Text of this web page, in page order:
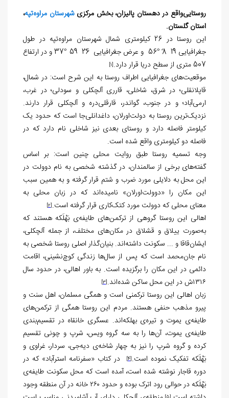
روستایی‌واقع در دهستان‌ پالیزان، بخش‌ مرکزیشهرستان مراوه‌تپه،
استان گلستان.
این روستا در 26 کیلومتری شمال شهرستان مراوه‌تپه در طول
جغرافیایی 19ً 8ً °56 و عرض جغرافیایی 26ً 59َ °37 و در ارتفاع
507 متری از سطح دریا قرار دارد.
[1]
موقعیت‌های جغرافیایی اطراف روستا به این شرح است: در شمال،
قاپلانقلی؛ در شرق، شاخلی، قارری آلچکلی و سودلی؛ در غرب،
ارمی‌آباد؛ و در جنوب، گواندر، قارقلی‌دره و آلچکلی قرار دارند.
نزدیک‌ترین روستا به دولت‌اورلان، داغدانلی‌جا است که حدود یک
کیلومتر فاصله دارد و روستای بعدی نیز شاخلی نام دارد که در
فاصله دو کیلومتری واقع شده است.
وجه تسمیه روستا طبق روایت محلی چنین است: بر اساس
گفته‌های برخی از سالمندان، در گذشته شخصی به نام دوولت در
این محل به دلایلی مورد ضرب و شتم قرار گرفته و به همین سبب
این مکان را «دوولت‌اورلان» نامیده‌اند که در زبان محلی به
معنای محلی که دوولت مورد کتک‌کاری قرار گرفته است.[2]
اهالی این روستا گروهی از ترکمن‌های طایفه‌ی بَهْلَکه هستند که
به‌صورت ییلاق و قشلاق در مکان‌های مختلف، از جمله آلچکلی،
ایشان‌قاقا و ... سکونت داشته‌اند. بنیان‌گذار اصلی روستا شخصی به
نام جان‌محمد است که پس از سال‌ها زندگی کوچ‌نشینی، اقامت
دائمی در این مکان را برگزیده است. به باور اهالی، در حدود سال
۱۳۱۶ش در این محل ساکن شده‌اند.
[3]
زبان اهالی این روستا ترکمنی است و همگی مسلمان، اهل سنت و
پیرو مذهب حنفی هستند. مردم این روستا همگی از ترکمن‌های
طایفه‌ی یموت و تیره‌ی بهلکه‌اند. عسگری خانقاه در تقسیم‌بندی
طایفه‌ی یموت، آن‌ها را به سه گروه ویس، شرپ و چونی تقسیم
کرده و گروه شرپ را نیز به چهار شاخه‌ی دیه‌جی، سردار، غراوی و
بَهْلَکه تفکیک نموده است.[4]
در کتاب «سفرنامه استرآباد» که در
دوره قاجار نوشته شده است، آمده است که محل سکونت طایفه‌ی
بَهْلَکه در حوالی رود اترک بوده و حدود ۲۶۰ خانه در آن منطقه وجود